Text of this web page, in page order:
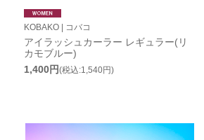
KOBAKO | コバコ
アイラッシュカーラー レギュラー(リ
カモブルー)
1,400円(税込:1,540円)